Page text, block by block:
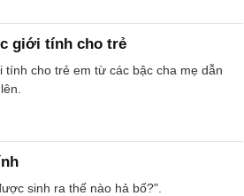
giới tính cho trẻ
cho trẻ em từ các bậc cha mẹ dẫn
sinh ra thế nào hả bố?".